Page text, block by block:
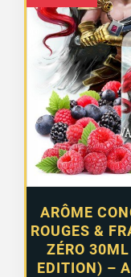
ARÔME
ROUGES &
ZÉRO 30ML
EDITION) –